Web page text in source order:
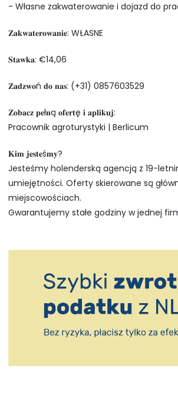
- Własne zakwaterowanie i dojazd do
𝐙𝐚𝐤𝐰𝐚𝐭𝐞𝐫𝐨𝐰𝐚𝐧𝐢𝐞: WŁASNE
𝐒𝐭𝐚𝐰𝐤𝐚: €14,06
𝐙𝐚𝐝𝐳𝐰𝐨ń 𝐝𝐨 𝐧𝐚𝐬: (+31) 0857603529
𝐙𝐨𝐛𝐚𝐜𝐳 𝐩𝐞ł𝐧ą 𝐨𝐟𝐞𝐫𝐭ę 𝐢 𝐚𝐩𝐥𝐢𝐤𝐮𝐣:
Pracownik agroturystyki | Berlicum
𝐊𝐢𝐦 𝐣𝐞𝐬𝐭𝐞ś𝐦𝐲?
Jesteśmy holenderską agencją z 19-
umiejętności. Oferty skierowane są
miejscowościach.
Gwarantujemy stałe godziny w jednej